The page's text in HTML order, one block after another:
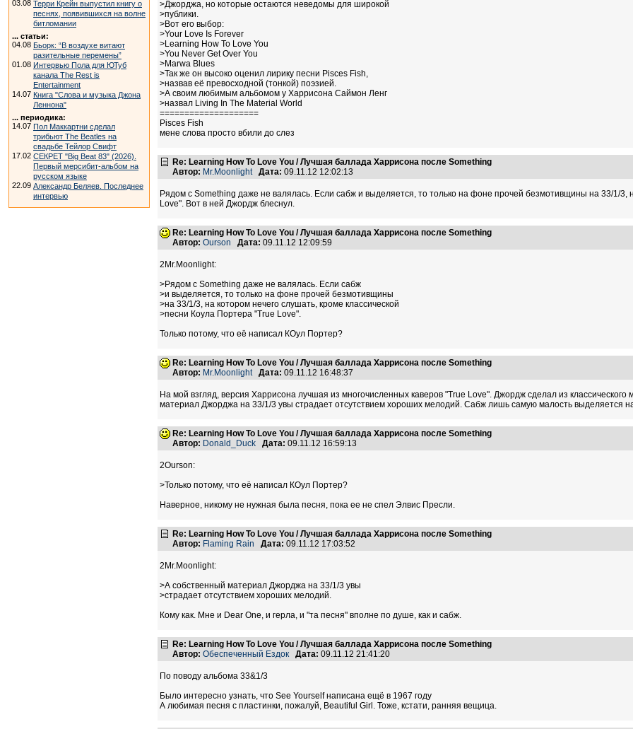
03.08 Терри Крейн выпустил книгу о
песнях, появившихся на волне
битломании
... статьи:
04.08 Бьорк: “В воздухе витают
разительные перемены”
01.08 Интервью Пола для ЮТуб
канала The Rest is
Entertainment
14.07 Книга "Слова и музыка Джона
Леннона"
... периодика:
14.07 Пол Маккартни сделал
трибьют The Beatles на
свадьбе Тейлор Свифт
17.02 СЕКРЕТ "Big Beat 83" (2026).
Первый мерсибит-альбом на
русском языке
22.09 Александр Беляев. Последнее
интервью
>Джорджа, но которые остаются неведомы для широкой
>публики.
>Вот его выбор:
>Your Love Is Forever
>Learning How To Love You
>You Never Get Over You
>Marwa Blues
>Так же он высоко оценил лирику песни Pisces Fish,
>назвав её превосходной (тонкой) поэзией.
>А своим любимым альбомом у Харрисона Саймон Ленг
>назвал Living In The Material World
====================
Pisces Fish
мене слова просто вбили до слез
Re: Learning How To Love You / Лучшая баллада Харрисона после Something
Автор: Mr.Moonlight Дата: 09.11.12 12:02:13
Рядом с Something даже не валялась. Если сабж и выделяется, то только на фоне прочей безмотивщины на 33/1/3,
Love". Вот в ней Джордж блеснул.
Re: Learning How To Love You / Лучшая баллада Харрисона после Something
Автор: Ourson Дата: 09.11.12 12:09:59
2Mr.Moonlight:
>Рядом с Something даже не валялась. Если сабж
>и выделяется, то только на фоне прочей безмотивщины
>на 33/1/3, на котором нечего слушать, кроме классической
>песни Коула Портера "True Love".
Только потому, что её написал КОул Портер?
Re: Learning How To Love You / Лучшая баллада Харрисона после Something
Автор: Mr.Moonlight Дата: 09.11.12 16:48:37
На мой взгляд, версия Харрисона лучшая из многочисленных каверов "True Love". Джордж сделал из
материал Джорджа на 33/1/3 увы страдает отсутствием хороших мелодий. Сабж лишь самую малость выделяется
Re: Learning How To Love You / Лучшая баллада Харрисона после Something
Автор: Donald_Duck Дата: 09.11.12 16:59:13
2Ourson:
>Только потому, что её написал КОул Портер?
Наверное, никому не нужная была песня, пока ее не спел Элвис Пресли.
Re: Learning How To Love You / Лучшая баллада Харрисона после Something
Автор: Flaming Rain Дата: 09.11.12 17:03:52
2Mr.Moonlight:
>А собственный материал Джорджа на 33/1/3 увы
>страдает отсутствием хороших мелодий.
Кому как. Мне и Dear One, и герла, и "та песня" вполне по душе, как и сабж.
Re: Learning How To Love You / Лучшая баллада Харрисона после Something
Автор: Обеспеченный Ездок Дата: 09.11.12 21:41:20
По поводу альбома 33&1/3
Было интересно узнать, что See Yourself написана ещё в 1967 году
А любимая песня с пластинки, пожалуй, Beautiful Girl. Тоже, кстати, ранняя вещица.